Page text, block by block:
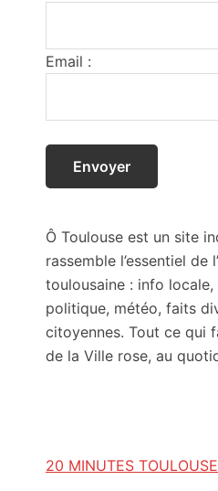
Email :
Ô Toulouse est un site
rassemble l’essentiel de
toulousaine : info
politique, météo, faits
citoyennes. Tout ce
de la Ville rose, au
20 MINUTES TOULOUSE